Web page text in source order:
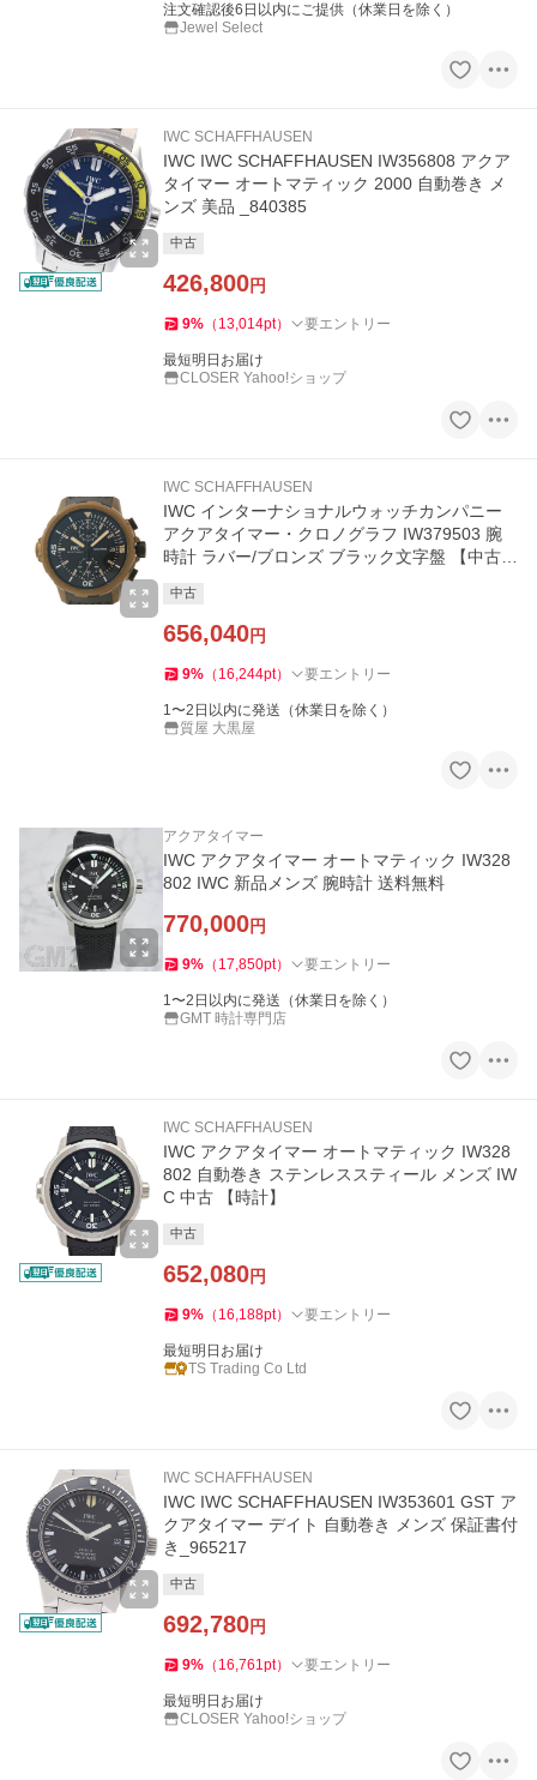
注文確認後6日以内にご提供（休業日を除く）
Jewel Select
IWC SCHAFFHAUSEN
IWC IWC SCHAFFHAUSEN IW356808 アクア
タイマー オートマティック 2000 自動巻き メ
ンズ 美品 _840385
中古
426,800円
9% （ 13,014pt） 要エントリー
最短明日お届け
CLOSER Yahoo!ショップ
IWC SCHAFFHAUSEN
IWC インターナショナルウォッチカンパニー
アクアタイマー・クロノグラフ IW379503 腕
時計 ラバー/ブロンズ ブラック文字盤 【中古】
中古
656,040円
9% （ 16,244pt） 要エントリー
1〜2日以内に発送（休業日を除く）
質屋 大黒屋
アクアタイマー
IWC アクアタイマー オートマティック IW328
802 IWC 新品メンズ 腕時計 送料無料
770,000円
9% （ 17,850pt） 要エントリー
1〜2日以内に発送（休業日を除く）
GMT 時計専門店
IWC SCHAFFHAUSEN
IWC アクアタイマー オートマティック IW328
802 自動巻き ステンレススティール メンズ IW
C 中古 【時計】
中古
652,080円
9% （ 16,188pt） 要エントリー
最短明日お届け
TS Trading Co Ltd
IWC SCHAFFHAUSEN
IWC IWC SCHAFFHAUSEN IW353601 GST ア
クアタイマー デイト 自動巻き メンズ 保証書付
き_965217
中古
692,780円
9% （ 16,761pt） 要エントリー
最短明日お届け
CLOSER Yahoo!ショップ